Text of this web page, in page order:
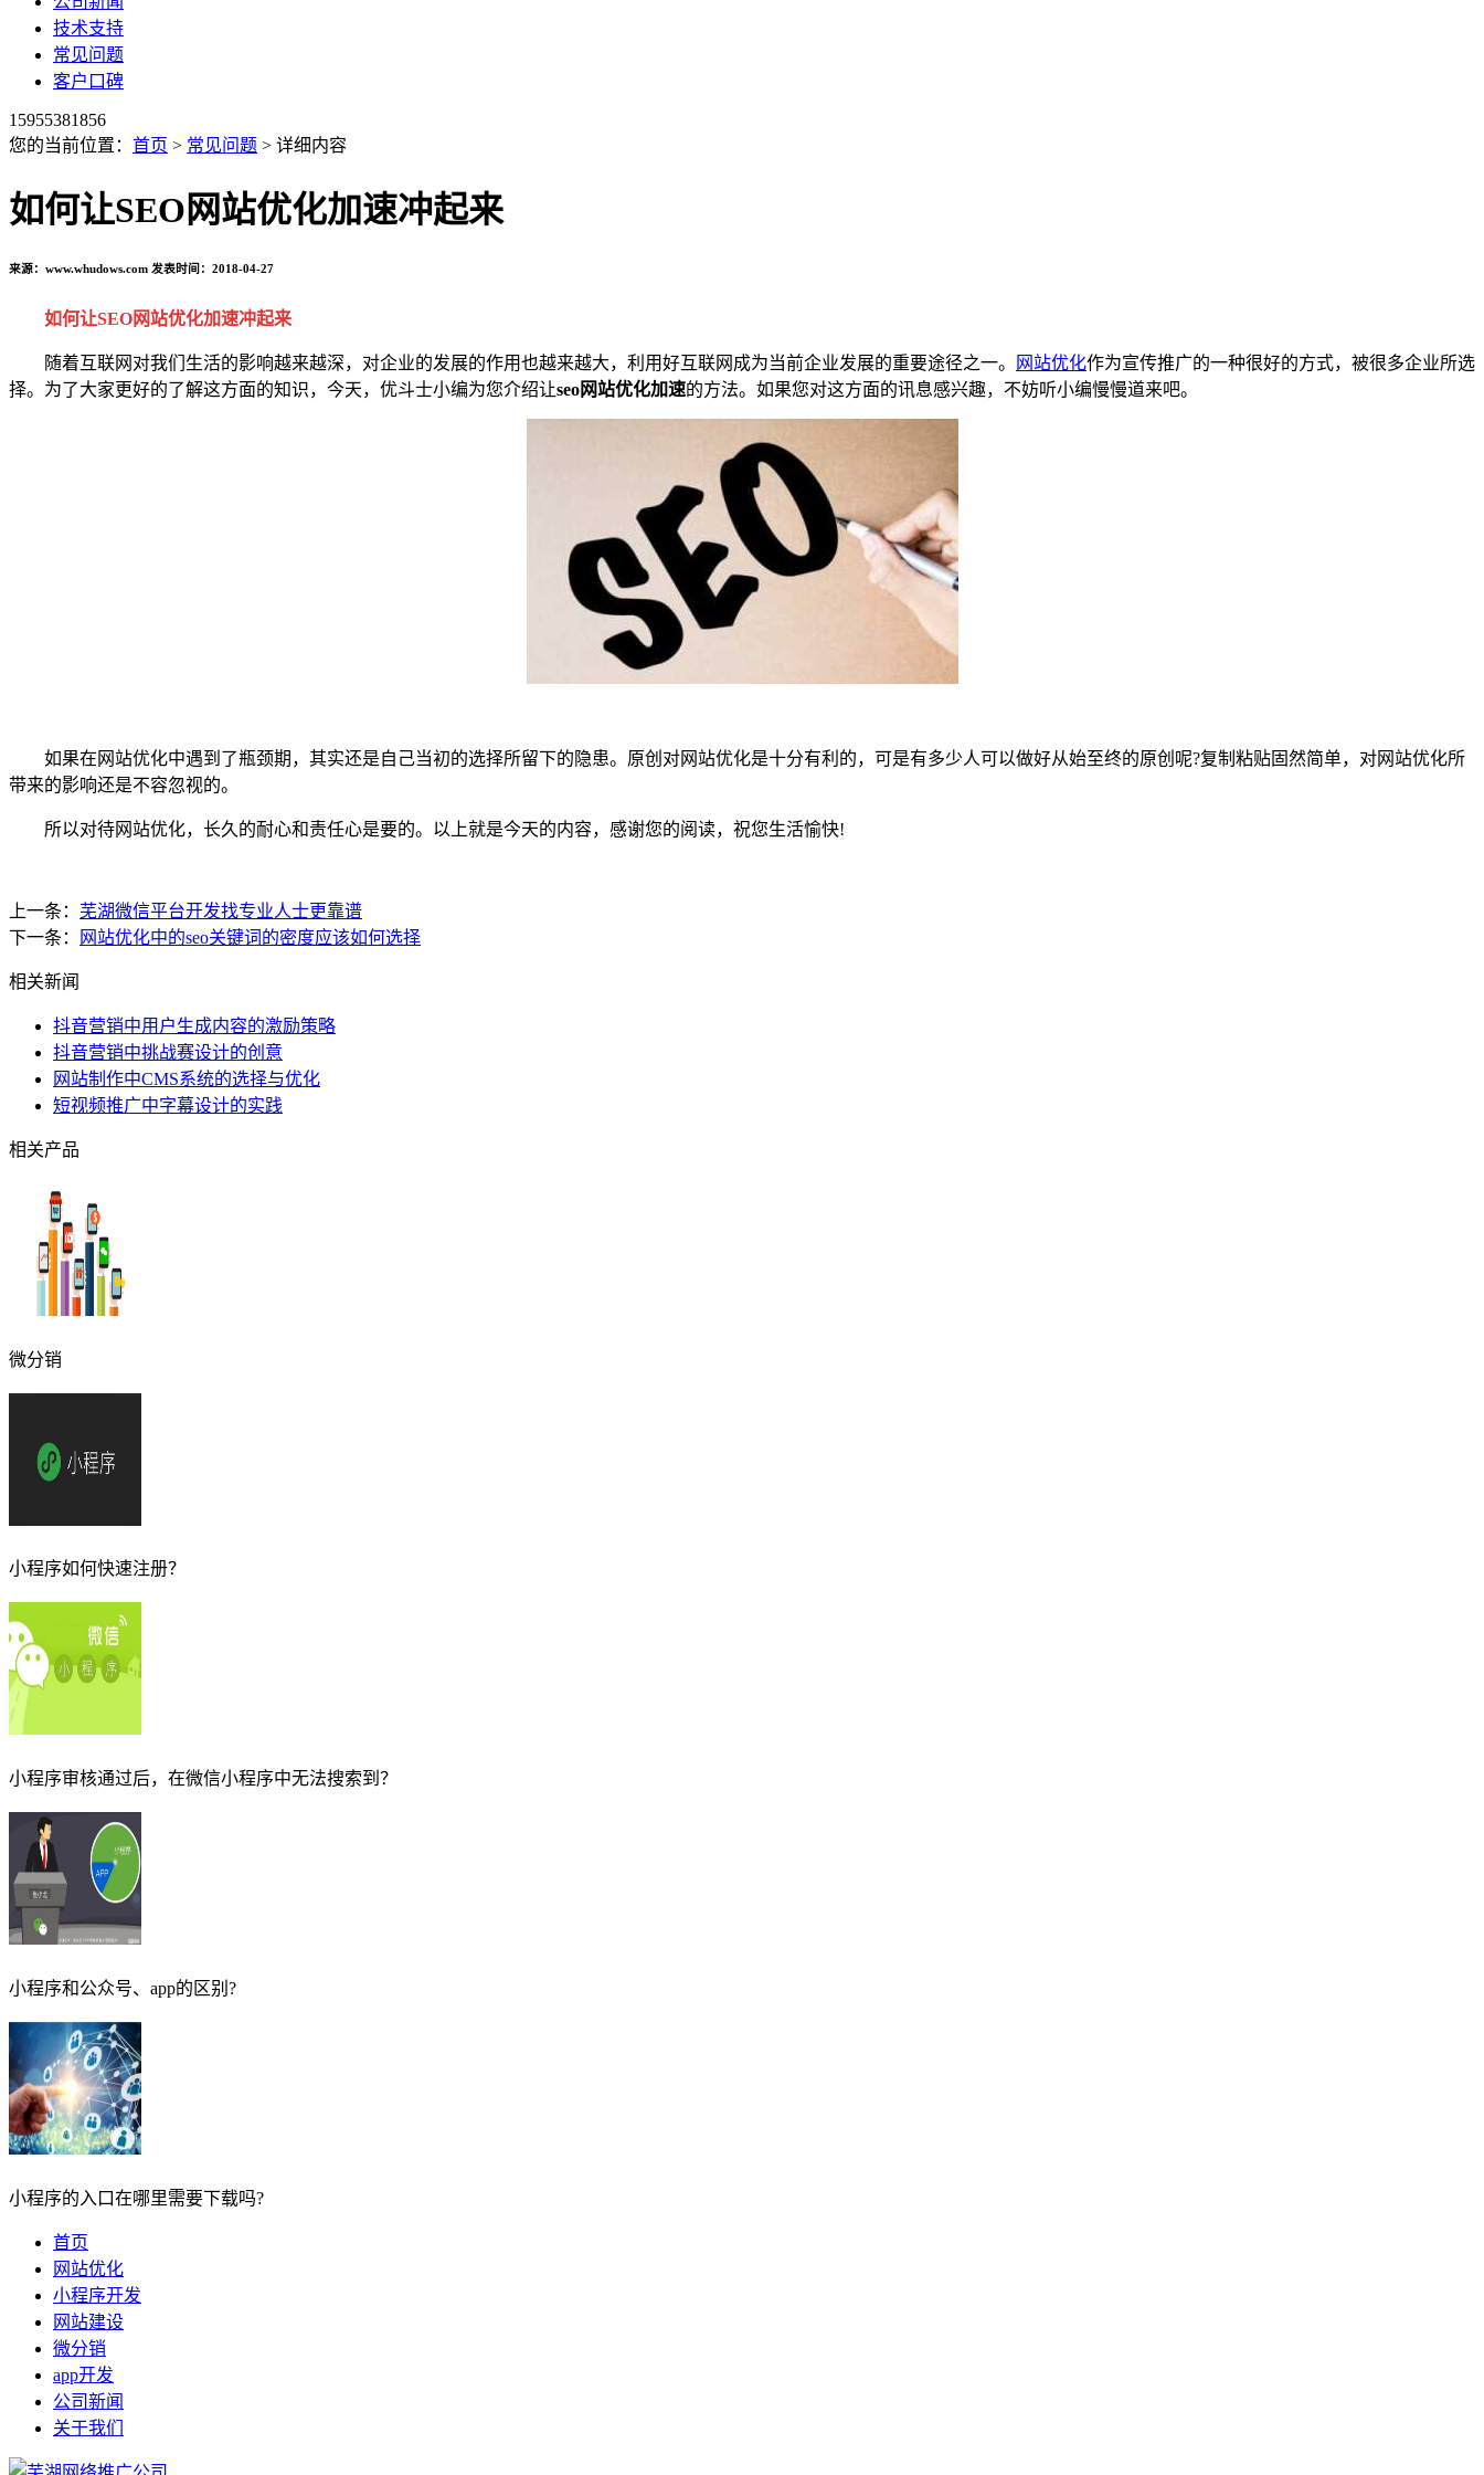
技术支持
常见问题
客户口碑
15955381856
您的当前位置： 首页 > 常见问题 > 详细内容
如何让SEO网站优化加速冲起来
来源：www.whudows.com 发表时间：2018-04-27
如何让SEO网站优化加速冲起来
随着互联网对我们生活的影响越来越深，对企业的发展的作用也越来越大，利用好互联网成为当前企业发展的重要途径之一。 网站优化作为宣传推广的一种很好的方式，被很多企业所选
择。为了大家更好的了解这方面的知识，今天，优斗士小编为您介绍让seo网站优化加速的方法。如果您对这方面的讯息感兴趣，不妨听小编慢慢道来吧。
如果在网站优化中遇到了瓶颈期，其实还是自己当初的选择所留下的隐患。原创对网站优化是十分有利的，可是有多少人可以做好从始至终的原创呢?复制粘贴固然简单，对网站优化所
带来的影响还是不容忽视的。
所以对待网站优化，长久的耐心和责任心是要的。以上就是今天的内容，感谢您的阅读，祝您生活愉快!
上一条： 芜湖微信平台开发找专业人士更靠谱
下一条：
网站优化中的seo关键词的密度应该如何选择
相关新闻
抖音营销中用户生成内容的激励策略
抖音营销中挑战赛设计的创意
网站制作中CMS系统的选择与优化
短视频推广中字幕设计的实践
相关产品
微分销
小程序如何快速注册？
小程序审核通过后，在微信小程序中无法搜索到？
小程序和公众号、app的区别?
小程序的入口在哪里需要下载吗?
首页
网站优化
小程序开发
网站建设
微分销
app开发
公司新闻
关于我们